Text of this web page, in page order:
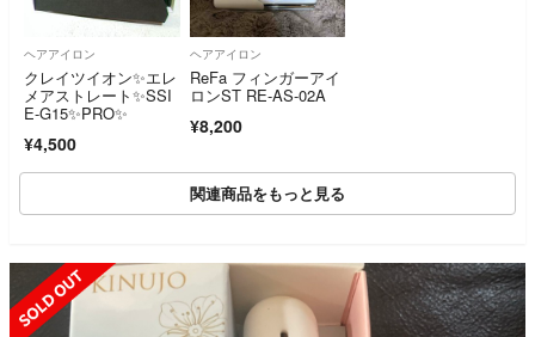
ヘアアイロン
クレイツイオン✨エレ
メアストレート✨SSI
E-G15✨PRO✨
¥4,500
ヘアアイロン
ReFa フィンガーアイ
ロンST RE-AS-02A
¥8,200
関連商品をもっと見る
SOLD OUT